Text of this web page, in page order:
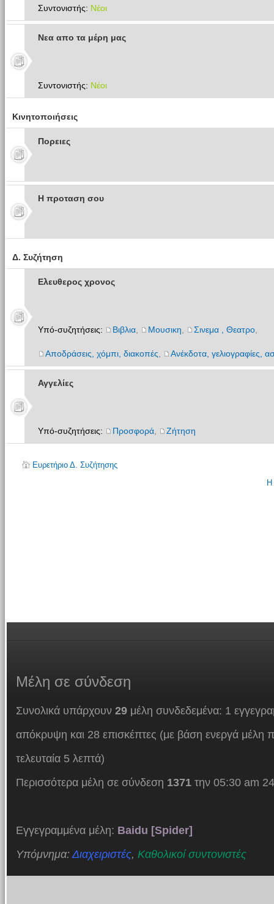
Συντονιστής: Νέοι
Νεα απο τα μέρη μας
Συντονιστής: Νέοι
Κινητοποιήσεις
Πoρειες
Η προταση σου
Δ. Συζήτηση
Ελευθερος χρονος
Υπό-συζητήσεις: Βιβλια, Μουσικη Σινεμα , Θεατρο,
Αποδράσεις, χόμπι, διακοπές Ανέκδοτα, γελιογραφίες,
Αγγελίες
Υπό-συζητήσεις: Προσφορά, Ζήτηση
Ευρετήριο Δ. Συζήτησης
Η
Μέλη σε σύνδεση
Συνολικά υπάρχουν 29μέλη συνδεδεμένα: 1
απόκρυψη και 28 επισκέπτες (με βάση ενεργά μέλη
τελευταία 5 λεπτά)
Περισσότερα μέλη σε σύνδεση 1371την 05:30 am
Εγγεγραμμένα μέλη: Baidu [Spider]
Υπόμνημα:Διαχειριστές, Καθολικοί συντονιστές